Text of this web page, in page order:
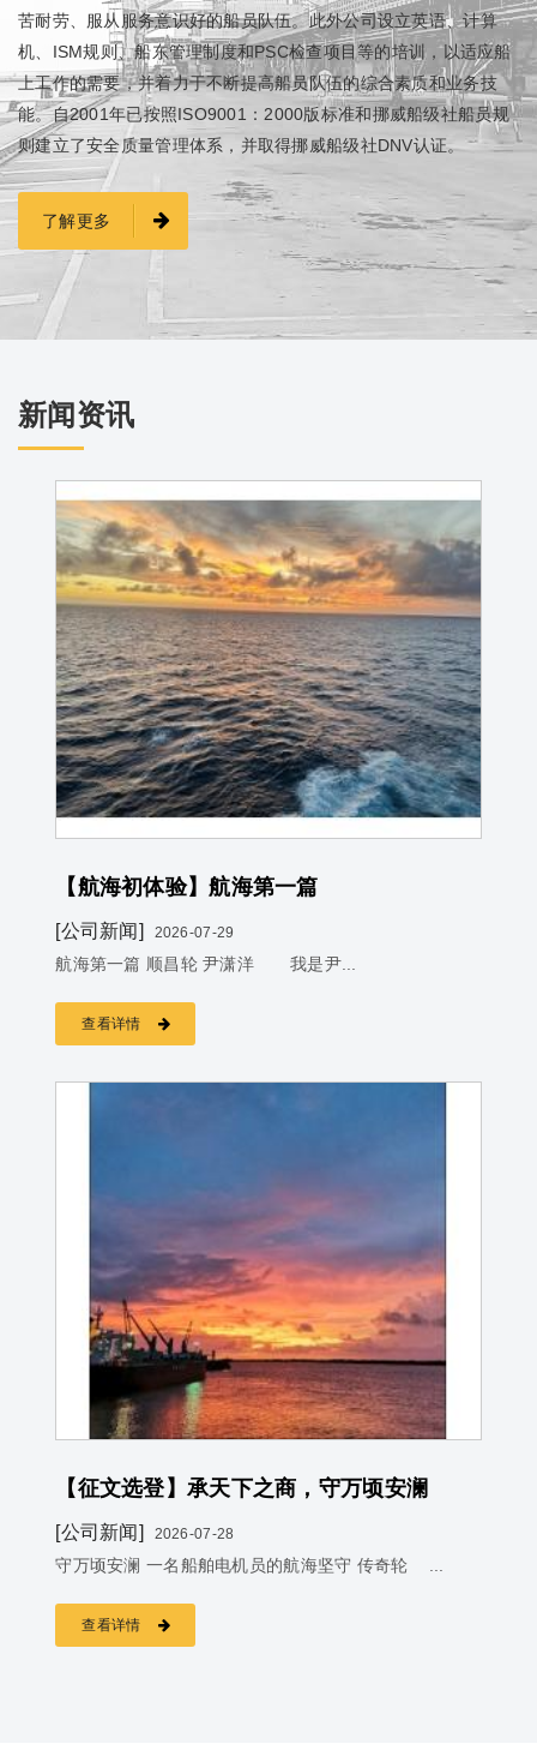
苦耐劳、服从服务意识好的船员队伍。此外公司设立英语、计算
机、ISM规则、船东管理制度和PSC检查项目等的培训，以适应船
上工作的需要，并着力于不断提高船员队伍的综合素质和业务技
能。自2001年已按照ISO9001：2000版标准和挪威船级社船员规
则建立了安全质量管理体系，并取得挪威船级社DNV认证。
了解更多
新闻资讯
【航海初体验】航海第一篇
[公司新闻] 2026-07-29
航海第一篇 顺昌轮 尹潇洋 我是尹...
查看详情
【征文选登】承天下之商，守万顷安澜
[公司新闻] 2026-07-28
守万顷安澜 一名船舶电机员的航海坚守 传奇轮 ...
查看详情